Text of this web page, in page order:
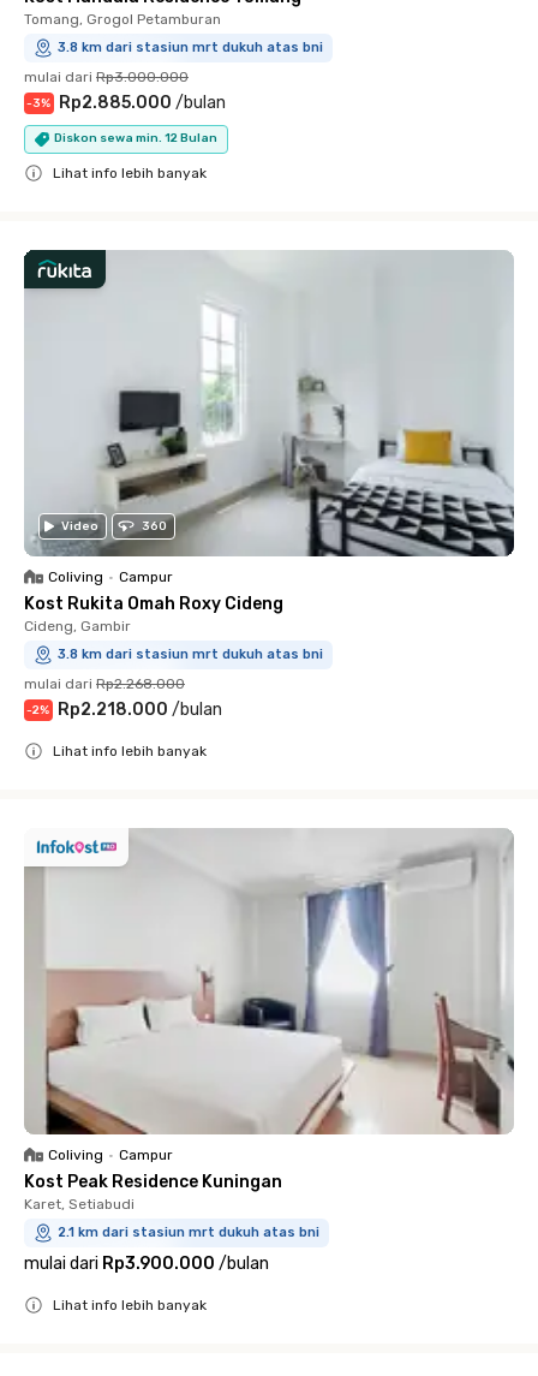
Tomang, Grogol Petamburan
3.8 km dari stasiun mrt dukuh atas bni
mulai dari Rp3.000.000
-3% Rp2.885.000 /bulan
Diskon sewa min. 12 Bulan
Lihat info lebih banyak
Video 360
Coliving • Campur
Kost Rukita Omah Roxy Cideng
Cideng, Gambir
3.8 km dari stasiun mrt dukuh atas bni
mulai dari Rp2.268.000
-2% Rp2.218.000 /bulan
Lihat info lebih banyak
Coliving • Campur
Kost Peak Residence Kuningan
Karet, Setiabudi
2.1 km dari stasiun mrt dukuh atas bni
mulai dari Rp3.900.000 /bulan
Lihat info lebih banyak